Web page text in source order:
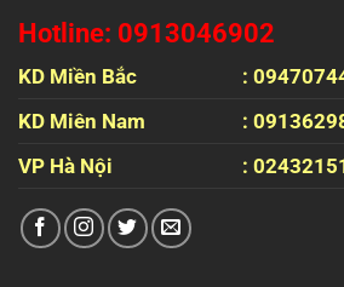
Hotline: 0913046902
KD Miền Bắc
:
KD Miên Nam
:
VP Hà Nội
: